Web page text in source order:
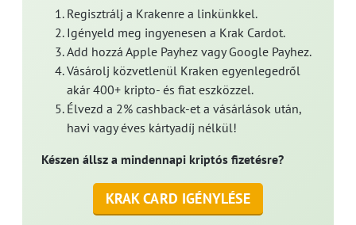
Regisztrálj a Krakenre a linkünkkel.
Igényeld meg ingyenesen a Krak Cardot.
Add hozzá Apple Payhez vagy Google Payhez.
Vásárolj közvetlenül Kraken egyenlegedről
akár 400+ kripto- és fiat eszközzel.
Élvezd a 2% cashback-et a vásárlások után,
havi vagy éves kártyadíj nélkül!
Készen állsz a mindennapi kriptós fizetésre?
KRAK CARD IGÉNYLÉSE